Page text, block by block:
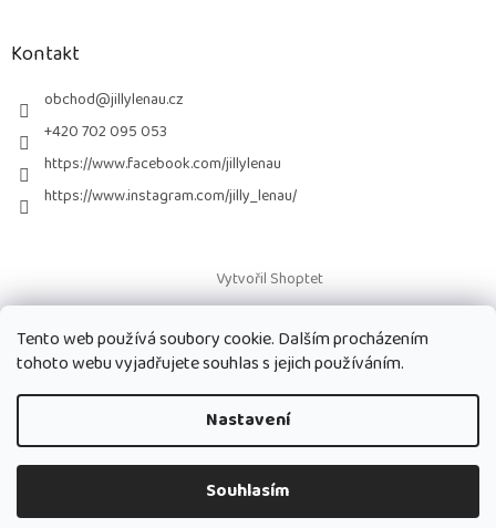
Tento web používá soubory cookie. Dalším procházením
tohoto webu vyjadřujete souhlas s jejich používáním.
Nastavení
Souhlasím
Kontakt
obchod@jillylenau.cz
+420 702 095 053
https://www.facebook.com/jillylenau
https://www.instagram.com/jilly_lenau/
Vytvořil Shoptet
Copyright 2026Paruky Jilly Lenau s.r.o.. Všechna práva vyhrazena.